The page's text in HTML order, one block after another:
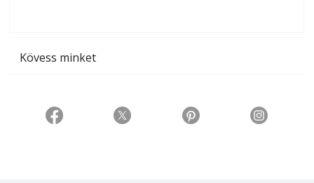
Kövess minket